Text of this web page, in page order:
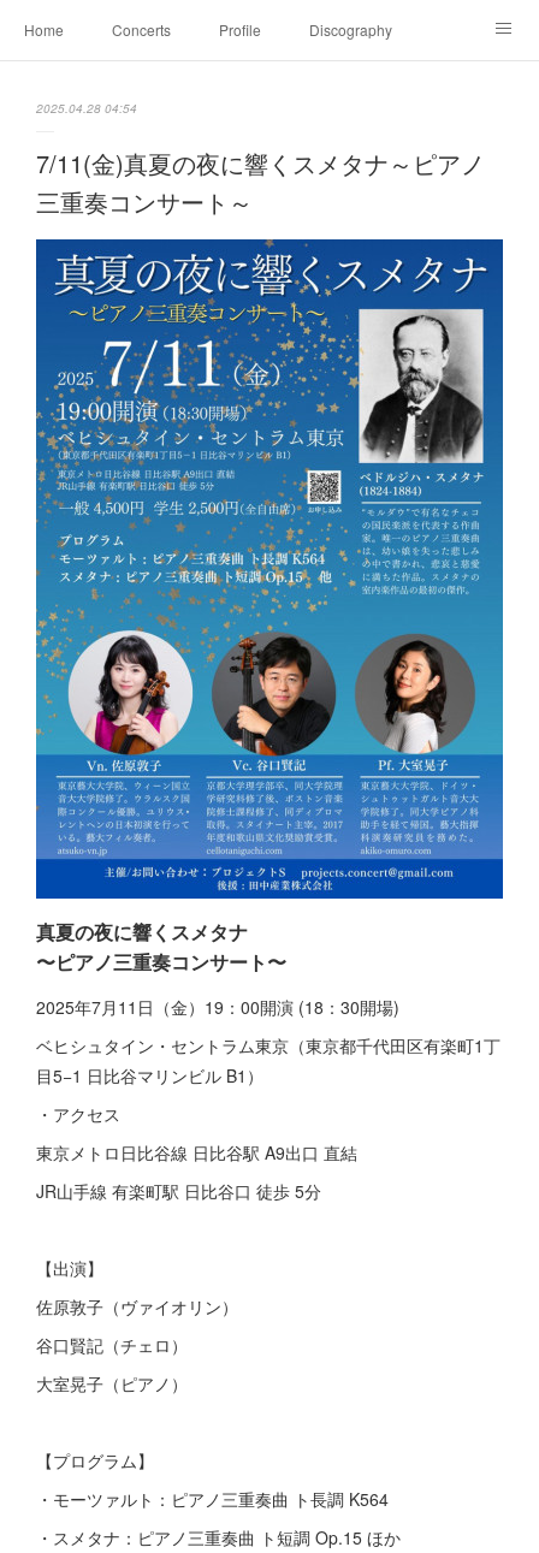
Home Concerts Profile Discography
2025.04.28 04:54
7/11(金)真夏の夜に響くスメタナ～ピアノ
三重奏コンサート～
真夏の夜に響くスメタナ
〜ピアノ三重奏コンサート〜
2025年7月11日（金）19：00開演 (18：30開場)
ベヒシュタイン・セントラム東京（東京都千代田区有楽町1丁
目5−1 日比谷マリンビル B1）
・アクセス
東京メトロ日比谷線 日比谷駅 A9出口 直結
JR山手線 有楽町駅 日比谷口 徒歩 5分
【出演】
佐原敦子（ヴァイオリン）
谷口賢記（チェロ）
大室晃子（ピアノ）
【プログラム】
・モーツァルト：ピアノ三重奏曲 ト長調 K564
・スメタナ：ピアノ三重奏曲 ト短調 Op.15 ほか